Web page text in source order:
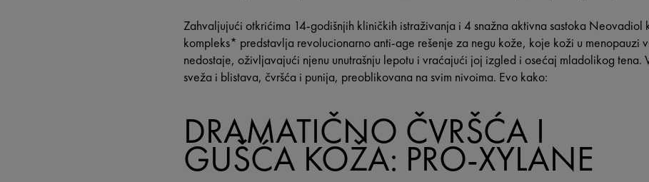
Zahvaljujući otkrićima 14-godišnjih kliničkih istraživanja i 4 snažna aktivna sastoka Neovadiol
kompleks* predstavlja revolucionarno anti-age rešenje za negu kože, koje koži u menopauzi
nedostaje, oživljavajući njenu unutrašnju lepotu i vraćajući joj izgled i osećaj mladolikog tena.
sveža i blistava, čvršća i punija, preoblikovana na svim nivoima. Evo kako:
DRAMATIČNO ČVRŠĆA I
GUŠĆA KOŽA: PRO-XYLANE